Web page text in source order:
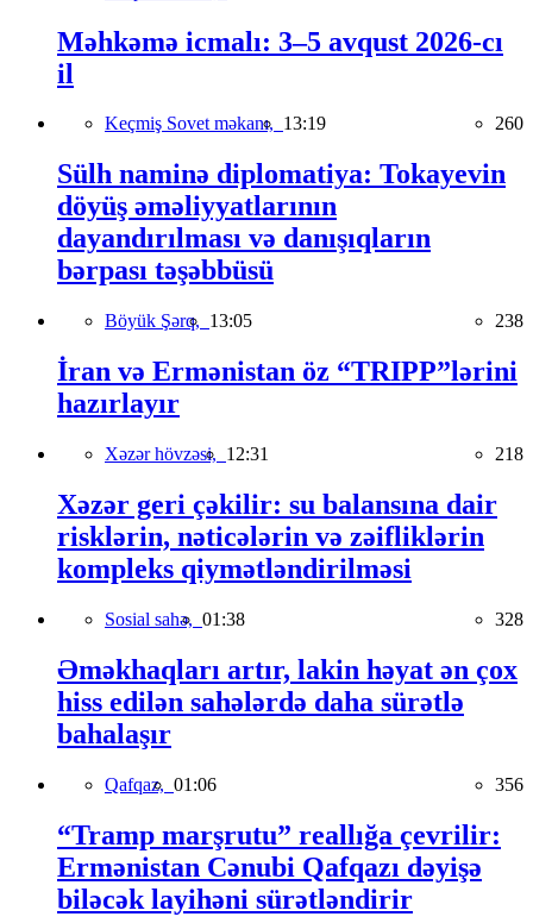
Məhkəmə icmalı: 3–5 avqust 2026-cı
il
Keçmiş Sovet məkanı, 13:19 260
Sülh naminə diplomatiya: Tokayevin
döyüş əməliyyatlarının
dayandırılması və danışıqların
bərpası təşəbbüsü
Böyük Şərq, 13:05 238
İran və Ermənistan öz “TRIPP”lərini
hazırlayır
Xəzər hövzəsi, 12:31 218
Xəzər geri çəkilir: su balansına dair
risklərin, nəticələrin və zəifliklərin
kompleks qiymətləndirilməsi
Sosial sahə, 01:38 328
Əməkhaqları artır, lakin həyat ən çox
hiss edilən sahələrdə daha sürətlə
bahalaşır
Qafqaz, 01:06 356
“Tramp marşrutu” reallığa çevrilir:
Ermənistan Cənubi Qafqazı dəyişə
biləcək layihəni sürətləndirir